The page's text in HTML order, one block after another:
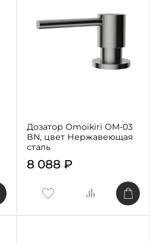
Дозатор Omoikiri OM-03
BN, цвет Нержавеющая
сталь
8 088 ₽